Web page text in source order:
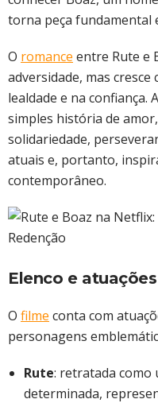
torna peça fundamental
O romance entre Rute e
adversidade, mas
lealdade e na confiança.
simples história de
solidariedade,
atuais e, portanto,
contemporâneo.
Elenco e atuações
O filme conta com
personagens
Rute: retratada como
determinada,